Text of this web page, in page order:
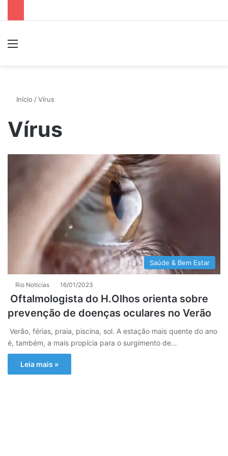
Início /Vírus
Vírus
Saúde & Bem Estar
Rio Notícias 16/01/2023
Oftalmologista do H.Olhos orienta sobre
prevenção de doenças oculares no Verão
Verão, férias, praia, piscina, sol. A estação mais quente do ano
é, também, a mais propícia para o surgimento de…
Leia mais »